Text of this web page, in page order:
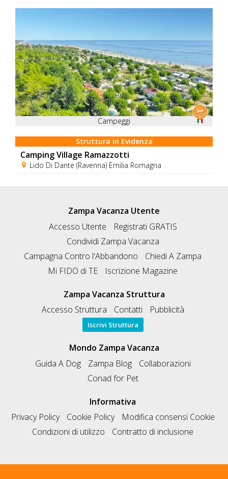
Campeggi
Struttura in Evidenza
Camping Village Ramazzotti
Lido Di Dante (Ravenna) Emilia Romagna
Zampa Vacanza Utente
Accesso Utente
Registrati GRATIS
Condividi Zampa Vacanza
Campagna Contro l'Abbandono
Chiedi A Zampa
Mi FIDO di TE
Iscrizione Magazine
Zampa Vacanza Struttura
Accesso Struttura
Contatti Pubblicità
Iscrivi Struttura
Mondo Zampa Vacanza
Guida A Dog
Zampa Blog
Collaborazioni
Conad for Pet
Informativa
Privacy Policy
Cookie Policy
Modifica consensi Cookie
Condizioni di utilizzo
Contratto di inclusione